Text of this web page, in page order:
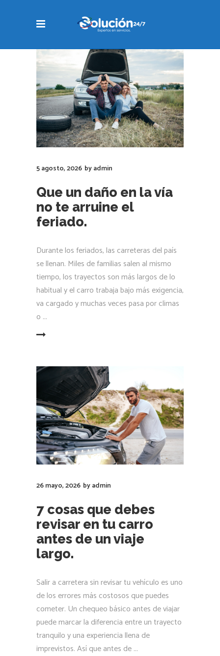
5 agosto, 2026 byadmin
Que un daño en la vía
no te arruine el
feriado.
Durante los feriados, las carreteras del país
se llenan. Miles de familias salen al mismo
tiempo, los trayectos son más largos de lo
habitual y el carro trabaja bajo más exigencia,
va cargado y muchas veces pasa por climas
o
26 mayo, 2026 byadmin
7 cosas que debes
revisar en tu carro
antes de un viaje
largo.
Salir a carretera sin revisar tu vehículo es uno
de los errores más costosos que puedes
cometer. Un chequeo básico antes de viajar
puede marcar la diferencia entre un trayecto
tranquilo y una experiencia llena de
imprevistos. Así que antes de